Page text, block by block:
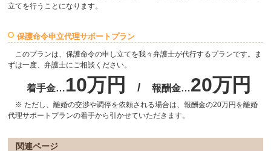
立てを行うことになります。
保護命令申立代理サポートプラン
このプランは、保護命令の申し立てを我々弁護士が代行するプランです。ま
ずは一度、弁護士にご相談ください。
着手金…10万円 /報酬金…20万円
※ ただし、離婚の交渉や調停を依頼される場合は、報酬金の20万円を離婚
代理サポートプランの着手から引かせていただきます。
関連ページ